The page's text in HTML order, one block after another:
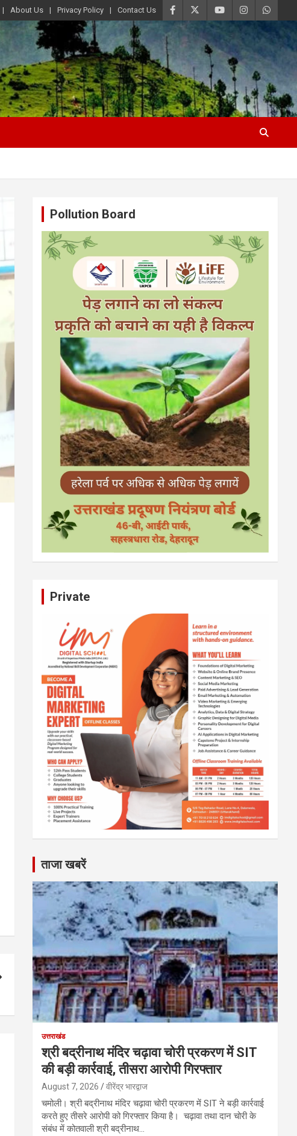
About Us Privacy Policy Contact Us
Pollution Board
Private
ताजा खबरें
उत्तराखंड
श्री बद्रीनाथ मंदिर चढ़ावा चोरी प्रकरण में SIT
की बड़ी कार्रवाई, तीसरा आरोपी गिरफ्तार
August 7, 2026 वीरेंद्र भारद्वाज
चमोली। श्री बद्रीनाथ मंदिर चढ़ावा चोरी प्रकरण में SIT ने बड़ी कार्रवाई
करते हुए तीसरे आरोपी को गिरफ्तार किया है। चढ़ावा तथा दान चोरी के
संबंध में कोतवाली श्री बद्रीनाथ…